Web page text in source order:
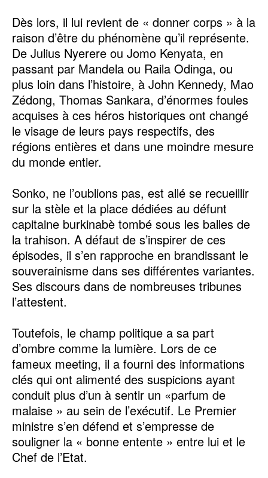
Dès lors, il lui revient de « donner corps » à la
raison d’être du phénomène qu’il représente.
De Julius Nyerere ou Jomo Kenyata, en
passant par Mandela ou Raila Odinga, ou
plus loin dans l’histoire, à John Kennedy, Mao
Zédong, Thomas Sankara, d’énormes foules
acquises à ces héros historiques ont changé
le visage de leurs pays respectifs, des
régions entières et dans une moindre mesure
du monde entier.
Sonko, ne l’oublions pas, est allé se recueillir
sur la stèle et la place dédiées au défunt
capitaine burkinabè tombé sous les balles de
la trahison. A défaut de s’inspirer de ces
épisodes, il s’en rapproche en brandissant le
souverainisme dans ses différentes variantes.
Ses discours dans de nombreuses tribunes
l’attestent.
Toutefois, le champ politique a sa part
d’ombre comme la lumière. Lors de ce
fameux meeting, il a fourni des informations
clés qui ont alimenté des suspicions ayant
conduit plus d’un à sentir un «parfum de
malaise » au sein de l’exécutif. Le Premier
ministre s’en défend et s’empresse de
souligner la « bonne entente » entre lui et le
Chef de l’Etat.